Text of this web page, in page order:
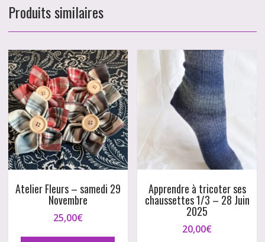
Produits similaires
Atelier Fleurs – samedi 29
Novembre
25,00€
Apprendre à tricoter ses
chaussettes 1/3 – 28 Juin
2025
20,00€